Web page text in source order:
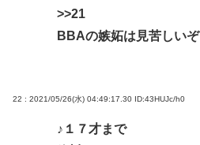
>>21
BBAの嫉妬は見苦しいぞ
22 : 2021/05/26(水) 04:49:17.30 ID:43HUJc/h0
♪１７才まで